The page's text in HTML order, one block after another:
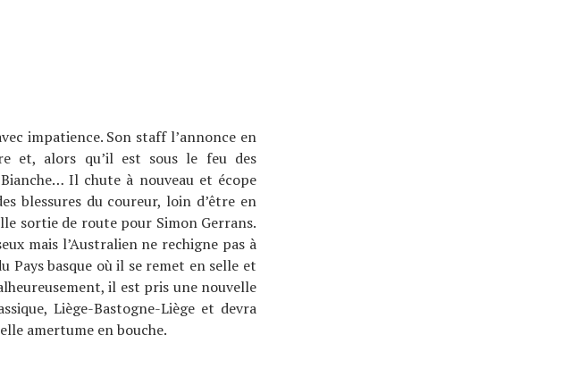
impatience. Son staff l’annonce en
et, alors qu’il est sous le feu des
Il chute à nouveau et écope
blessures du coureur, loin d’être en
sortie de route pour Simon Gerrans.
mais l’Australien ne rechigne pas à
basque où il se remet en selle et
il est pris une nouvelle
Liège-Bastogne-Liège et devra
amertume en bouche.